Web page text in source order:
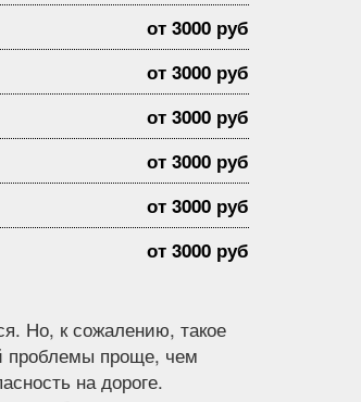
от 3000 руб
от 3000 руб
от 3000 руб
от 3000 руб
от 3000 руб
от 3000 руб
Но, к сожалению, такое
проблемы проще, чем
на дороге.